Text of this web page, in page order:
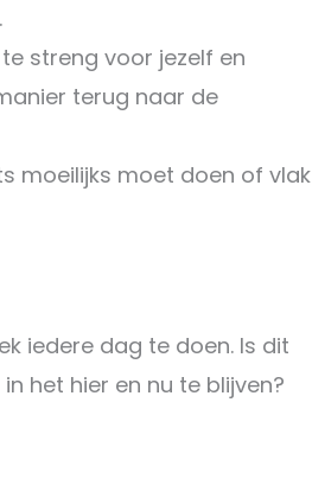
streng voor jezelf en
terug naar de
moeilijks moet doen of vlak
iedere dag te doen. Is dit
het hier en nu te blijven?